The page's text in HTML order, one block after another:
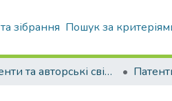
зібрання Пошук за
Патенти та авторські свідоцтва